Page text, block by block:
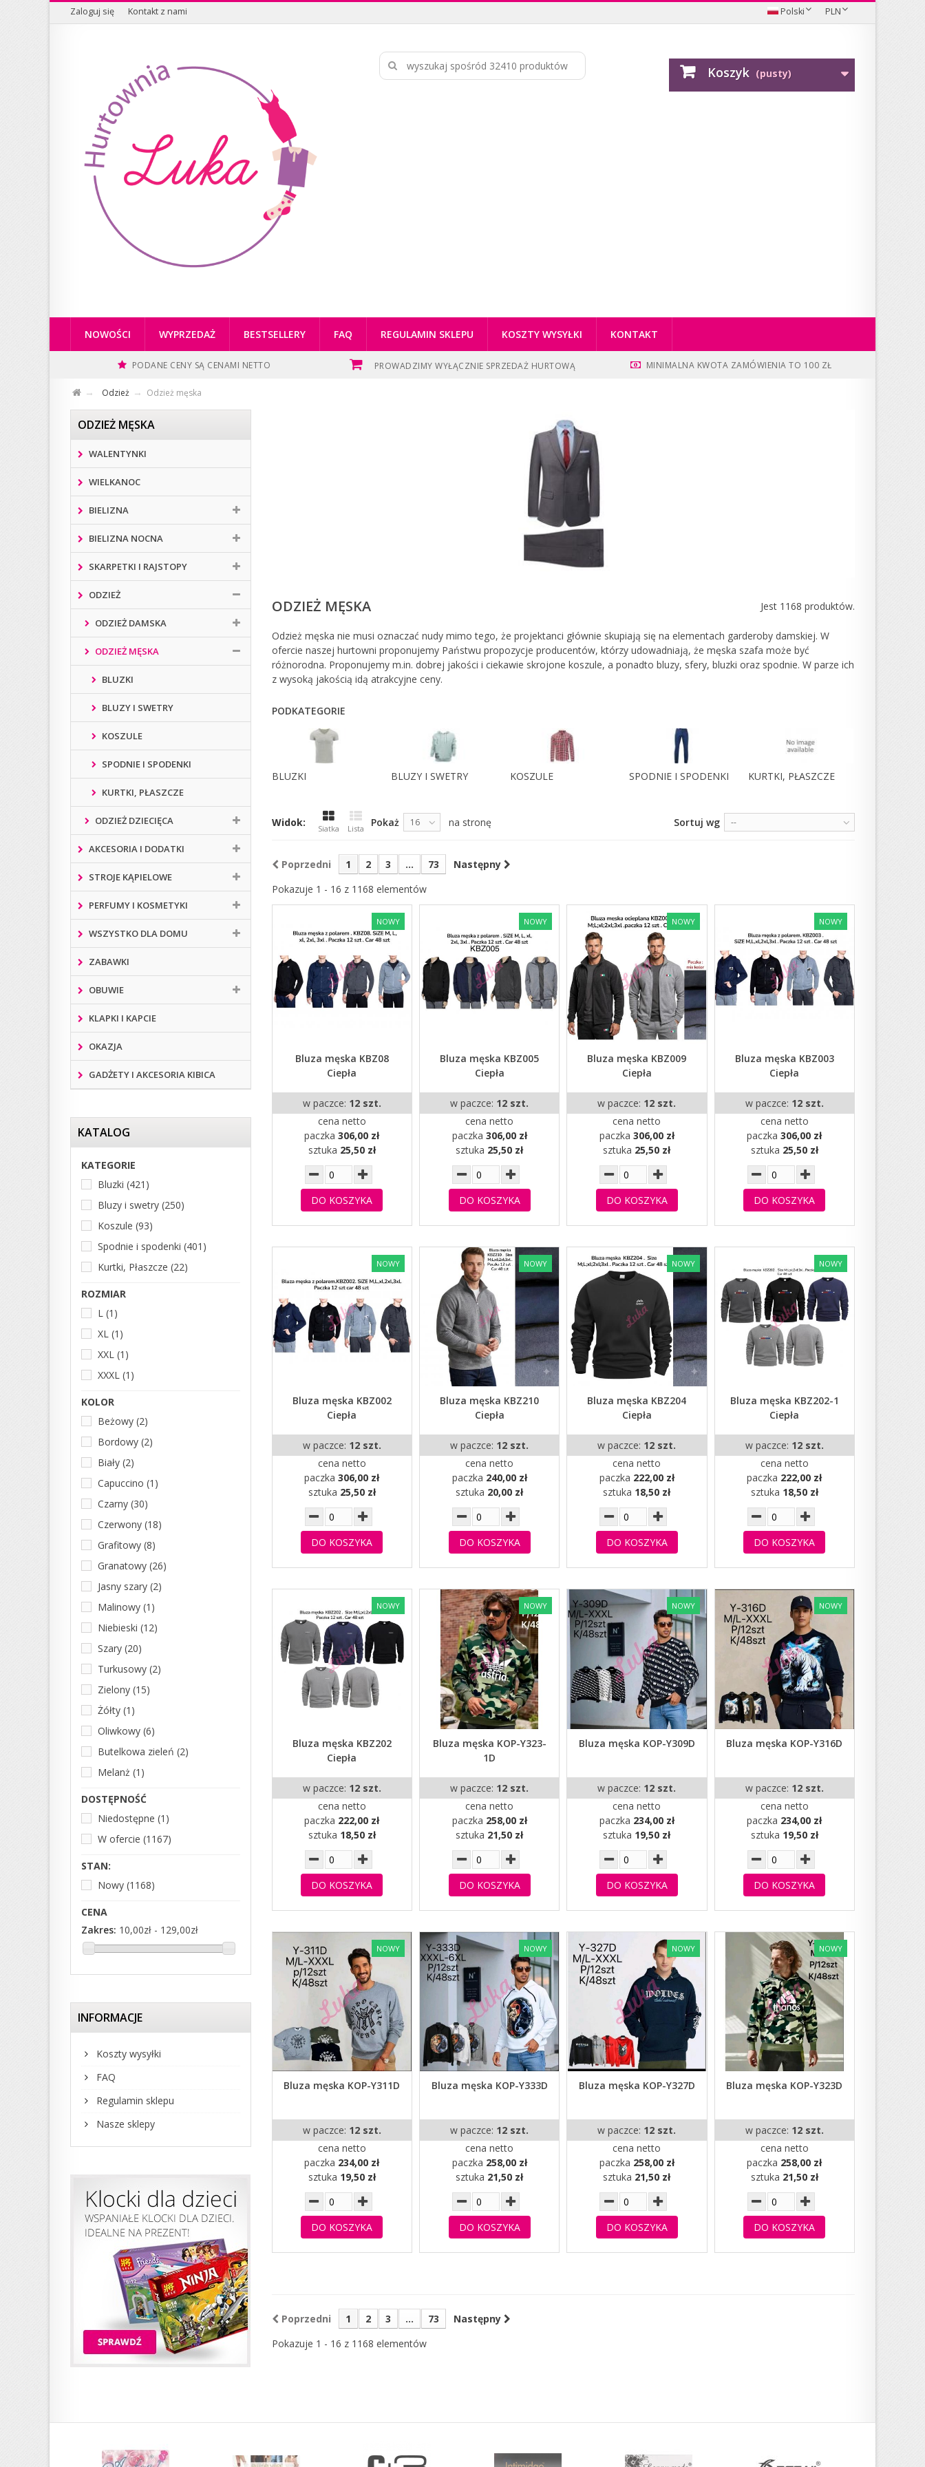
Zaloguj się PLN
Polski
Kontakt z nami
Koszyk (pusty)
NOWOŚCI WYPRZEDAŻ BESTSELLERY FAQ REGULAMIN SKLEPU KOSZTY WYSYŁKI KONTAKT
PODANE CENY SĄ CENAMI NETTO PROWADZIMY WYŁĄCZNIE SPRZEDAŻ HURTOWĄ MINIMALNA KWOTA ZAMÓWIENIA TO 100 ZŁ
Odzież Odzież męska
ODZIEŻ MĘSKA
WALENTYNKI
WIELKANOC
BIELIZNA
BIELIZNA NOCNA
SKARPETKI I RAJSTOPY
ODZIEŻ
ODZIEŻ DAMSKA
ODZIEŻ MĘSKA
BLUZKI
BLUZY I SWETRY
KOSZULE
SPODNIE I SPODENKI
KURTKI, PŁASZCZE
ODZIEŻ DZIECIĘCA
AKCESORIA I DODATKI
STROJE KĄPIELOWE
PERFUMY I KOSMETYKI
WSZYSTKO DLA DOMU
ZABAWKI
OBUWIE
KLAPKI I KAPCIE
OKAZJA
GADŻETY I AKCESORIA KIBICA
KATALOG
KATEGORIE
Bluzki (421)
Bluzy i swetry (250)
Koszule (93)
Spodnie i spodenki (401)
Kurtki, Płaszcze (22)
ROZMIAR
L (1)
XL (1)
XXL (1)
XXXL (1)
KOLOR
Beżowy (2)
Bordowy (2)
Biały (2)
Capuccino (1)
Czarny (30)
Czerwony (18)
Grafitowy (8)
Granatowy (26)
Jasny szary (2)
Malinowy (1)
Niebieski (12)
Szary (20)
Turkusowy (2)
Zielony (15)
Żółty (1)
Oliwkowy (6)
Butelkowa zieleń (2)
Melanż (1)
DOSTĘPNOŚĆ
Niedostępne (1)
W ofercie (1167)
STAN:
Nowy (1168)
CENA
Zakres: 10,00zł - 129,00zł
INFORMACJE
Koszty wysyłki
FAQ
Regulamin sklepu
Nasze sklepy
ODZIEŻ MĘSKA Jest 1168 produktów.
Odzież męska nie musi oznaczać nudy mimo tego, że projektanci głównie skupiają się na elementach garderoby damskiej. W
ofercie naszej hurtowni proponujemy Państwu propozycje producentów, którzy udowadniają, że męska szafa może być
różnorodna. Proponujemy m.in. dobrej jakości i ciekawie skrojone koszule, a ponadto bluzy, sfery, bluzki oraz spodnie. W parze ich
z wysoką jakością idą atrakcyjne ceny.
PODKATEGORIE
BLUZKI BLUZY I SWETRY KOSZULE SPODNIE I SPODENKI KURTKI, PŁASZCZE
Widok: Siatka Lista Sortuj wg --
Pokaż 16 na stronę
Poprzedni 1 2 3 ... 73
Następny
Pokazuje 1 - 16 z 1168 elementów
NOWY
Bluza męska KBZ08
Ciepła
w paczce: 12 szt.
cena netto
paczka306,00 zł
sztuka 25,50 zł
DO KOSZYKA
NOWY
Bluza męska KBZ005
Ciepła
w paczce: 12 szt.
cena netto
paczka 306,00 zł
sztuka 25,50 zł
DO KOSZYKA
NOWY
Bluza męska KBZ009
Ciepła
w paczce: 12 szt.
cena netto
paczka 306,00 zł
sztuka 25,50 zł
DO KOSZYKA
NOWY
Bluza męska KBZ003
Ciepła
w paczce: 12 szt.
cena netto
paczka306,00 zł
sztuka 25,50 zł
DO KOSZYKA
NOWY
Bluza męska KBZ002
Ciepła
w paczce: 12 szt.
cena netto
paczka306,00 zł
sztuka 25,50 zł
DO KOSZYKA
NOWY
Bluza męska KBZ210
Ciepła
w paczce: 12 szt.
cena netto
paczka 240,00 zł
sztuka 20,00 zł
DO KOSZYKA
NOWY
Bluza męska KBZ204
Ciepła
w paczce: 12 szt.
cena netto
paczka 222,00 zł
sztuka 18,50 zł
DO KOSZYKA
NOWY
Bluza męska KBZ202-1
Ciepła
w paczce: 12 szt.
cena netto
paczka 222,00 zł
sztuka 18,50 zł
DO KOSZYKA
NOWY
Bluza męska KBZ202
Ciepła
w paczce: 12 szt.
cena netto
paczka 222,00 zł
sztuka 18,50 zł
DO KOSZYKA
NOWY
Bluza męska KOP-Y323-
1D
w paczce: 12 szt.
cena netto
paczka 258,00 zł
sztuka 21,50 zł
DO KOSZYKA
NOWY
Bluza męska KOP-Y309D
w paczce: 12 szt.
cena netto
paczka 234,00 zł
sztuka 19,50 zł
DO KOSZYKA
NOWY
Bluza męska KOP-Y316D
w paczce: 12 szt.
cena netto
paczka 234,00 zł
sztuka 19,50 zł
DO KOSZYKA
NOWY
Bluza męska KOP-Y311D
w paczce: 12 szt.
cena netto
paczka 234,00 zł
sztuka 19,50 zł
DO KOSZYKA
NOWY
Bluza męska KOP-Y333D
w paczce: 12 szt.
cena netto
paczka 258,00 zł
sztuka 21,50 zł
DO KOSZYKA
NOWY
Bluza męska KOP-Y327D
w paczce: 12 szt.
cena netto
paczka 258,00 zł
sztuka 21,50 zł
DO KOSZYKA
NOWY
Bluza męska KOP-Y323D
w paczce: 12 szt.
cena netto
paczka 258,00 zł
sztuka 21,50 zł
DO KOSZYKA
Poprzedni 1 2 3 ... 73
Następny
Pokazuje 1 - 16 z 1168 elementów